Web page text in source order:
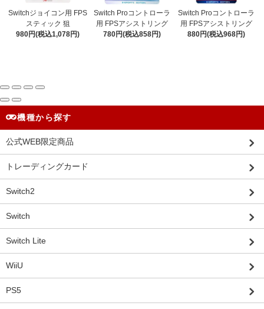
Switchジョイコン用 FPS
スティック 狙
980円(税込1,078円)
Switch Proコントローラ
用 FPSアシストリング
780円(税込858円)
Switch Proコントローラ
用 FPSアシストリング
880円(税込968円)
機種から探す
公式WEB限定商品
トレーディングカード
Switch2
Switch
Switch Lite
WiiU
PS5